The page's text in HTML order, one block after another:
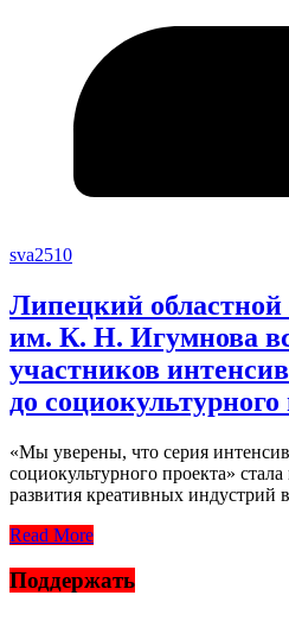
sva2510
Липецкий областной
им. К. Н. Игумнова
участников
до социокультурного
«Мы уверены, что серия
социокультурного проекта»
развития креативных индустрий
Read More
Поддержать